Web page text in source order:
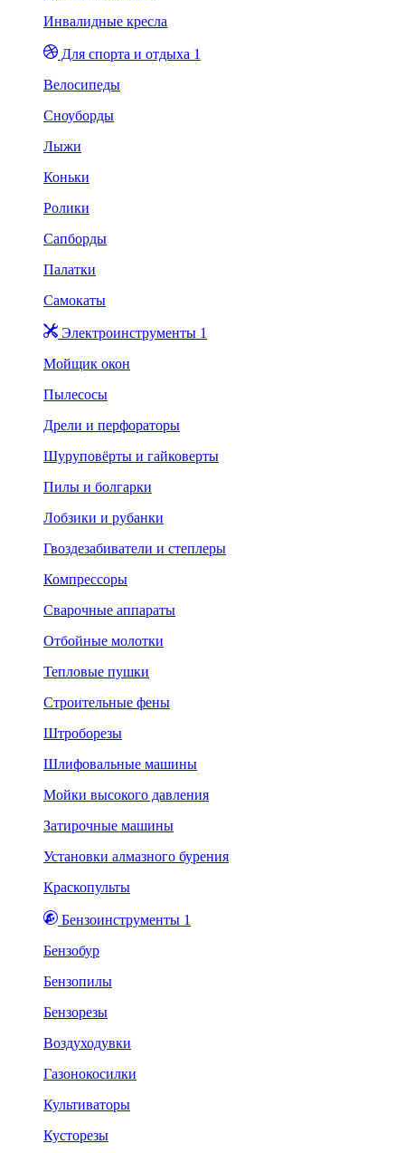
Инвалидные кресла
Для спорта и отдыха 1
Велосипеды
Сноуборды
Лыжи
Коньки
Ролики
Сапборды
Палатки
Самокаты
Электроинструменты 1
Мойщик окон
Пылесосы
Дрели и перфораторы
Шуруповёрты и гайковерты
Пилы и болгарки
Лобзики и рубанки
Гвоздезабиватели и степлеры
Компрессоры
Сварочные аппараты
Отбойные молотки
Тепловые пушки
Строительные фены
Штроборезы
Шлифовальные машины
Мойки высокого давления
Затирочные машины
Установки алмазного бурения
Краскопульты
Бензоинструменты 1
Бензобур
Бензопилы
Бензорезы
Воздуходувки
Газонокосилки
Культиваторы
Кусторезы